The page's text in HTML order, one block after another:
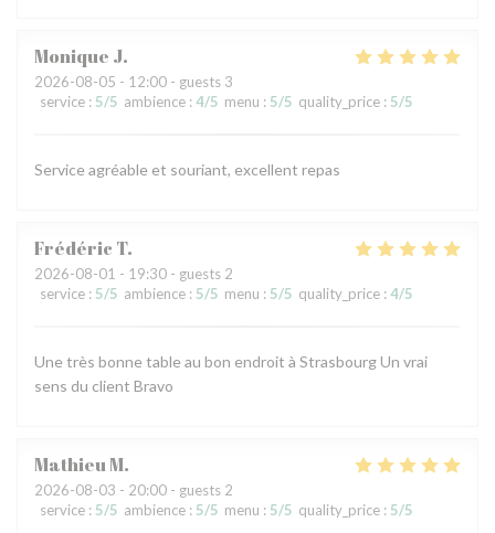
Monique J
2026-08-05 - 12:00 - guests 3
service : 5/5 ambience : 4/5 menu : 5/5 quality_price : 5/5
Service agréable et souriant, excellent repas
Frédéric T
2026-08-01 - 19:30 - guests 2
service : 5/5 ambience : 5/5 menu : 5/5 quality_price : 4/5
Une très bonne table au bon endroit à Strasbourg Un vrai
sens du client Bravo
MathieuM
2026-08-03 - 20:00 - guests 2
service : 5/5 ambience : 5/5 menu : 5/5 quality_price : 5/5